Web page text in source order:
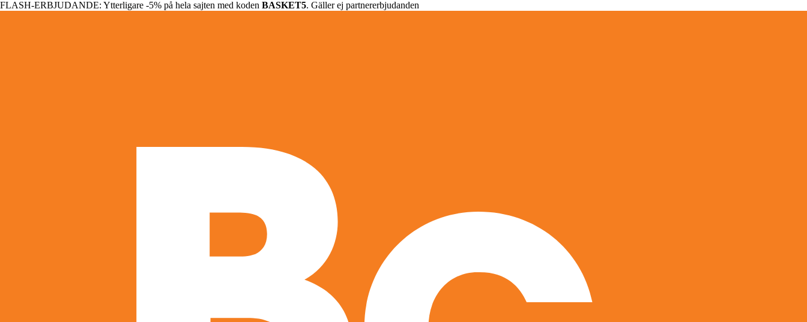
FLASH-ERBJUDANDE: Ytterligare -5% på hela sajten med koden BASKET5. Gäller ej partnererbjudanden